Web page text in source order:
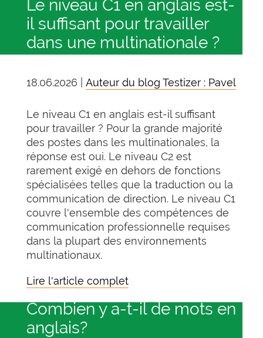
Le niveau C1 en anglais est-
il suffisant pour travailler
dans une multinationale ?
18.06.2026 | Auteur du blog Testizer : Pavel
Le niveau C1 en anglais est-il suffisant
pour travailler ? Pour la grande majorité
des postes dans les multinationales, la
réponse est oui. Le niveau C2 est
rarement exigé en dehors de fonctions
spécialisées telles que la traduction ou la
communication de direction. Le niveau C1
couvre l'ensemble des compétences de
communication professionnelle requises
dans la plupart des environnements
multinationaux.
Lire l'article complet
Combien y a-t-il de mots en
anglais?